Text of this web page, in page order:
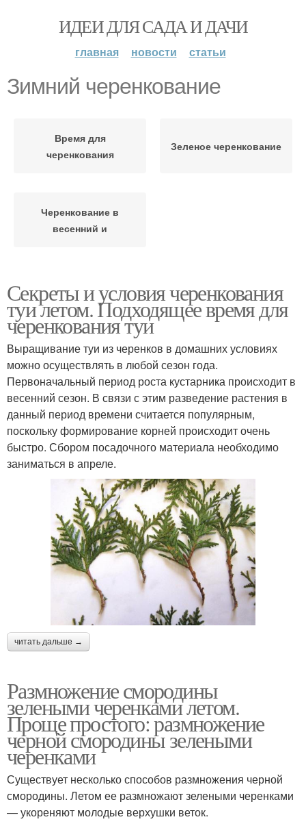
ИДЕИ ДЛЯ САДА И ДАЧИ
главная новости статьи
Зимний черенкование
Время для
черенкования
Зеленое черенкование
Черенкование в
весенний и
Секреты и условия черенкования
туи летом. Подходящее время для
черенкования туи
Выращивание туи из черенков в домашних условиях
можно осуществлять в любой сезон года.
Первоначальный период роста кустарника происходит в
весенний сезон. В связи с этим разведение растения в
данный период времени считается популярным,
поскольку формирование корней происходит очень
быстро. Сбором посадочного материала необходимо
заниматься в апреле.
читать дальше →
Размножение смородины
зелеными черенками летом.
Проще простого: размножение
черной смородины зелеными
черенками
Существует несколько способов размножения черной
смородины. Летом ее размножают зелеными черенками
— укореняют молодые верхушки веток.